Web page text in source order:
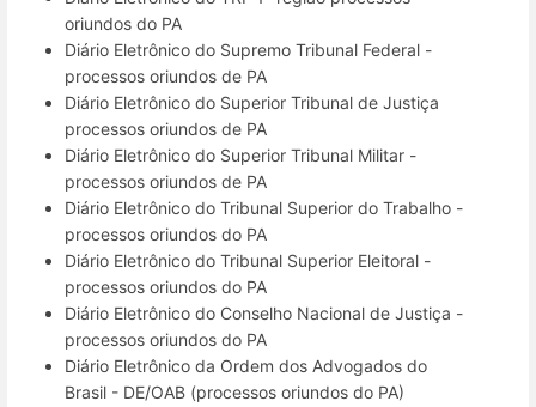
oriundos do PA
Diário Eletrônico do Supremo Tribunal Federal -
processos oriundos de PA
Diário Eletrônico do Superior Tribunal de Justiça
processos oriundos de PA
Diário Eletrônico do Superior Tribunal Militar -
processos oriundos de PA
Diário Eletrônico do Tribunal Superior do Trabalho -
processos oriundos do PA
Diário Eletrônico do Tribunal Superior Eleitoral -
processos oriundos do PA
Diário Eletrônico do Conselho Nacional de Justiça -
processos oriundos do PA
Diário Eletrônico da Ordem dos Advogados do
Brasil - DE/OAB (processos oriundos do PA)